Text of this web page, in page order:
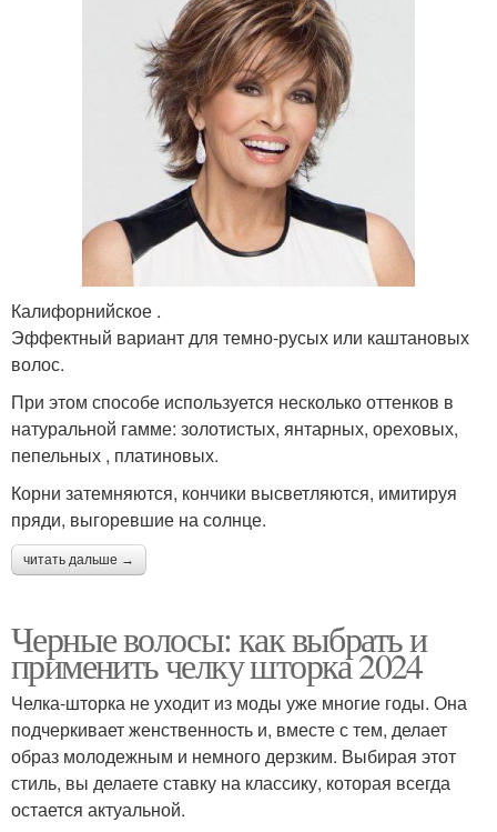
Калифорнийское .
Эффектный вариант для темно-русых или каштановых
волос.
При этом способе используется несколько оттенков в
натуральной гамме: золотистых, янтарных, ореховых,
пепельных , платиновых.
Корни затемняются, кончики высветляются, имитируя
пряди, выгоревшие на солнце.
читать дальше →
Черные волосы: как выбрать и
применить челку шторка 2024
Челка-шторка не уходит из моды уже многие годы. Она
подчеркивает женственность и, вместе с тем, делает
образ молодежным и немного дерзким. Выбирая этот
стиль, вы делаете ставку на классику, которая всегда
остается актуальной.